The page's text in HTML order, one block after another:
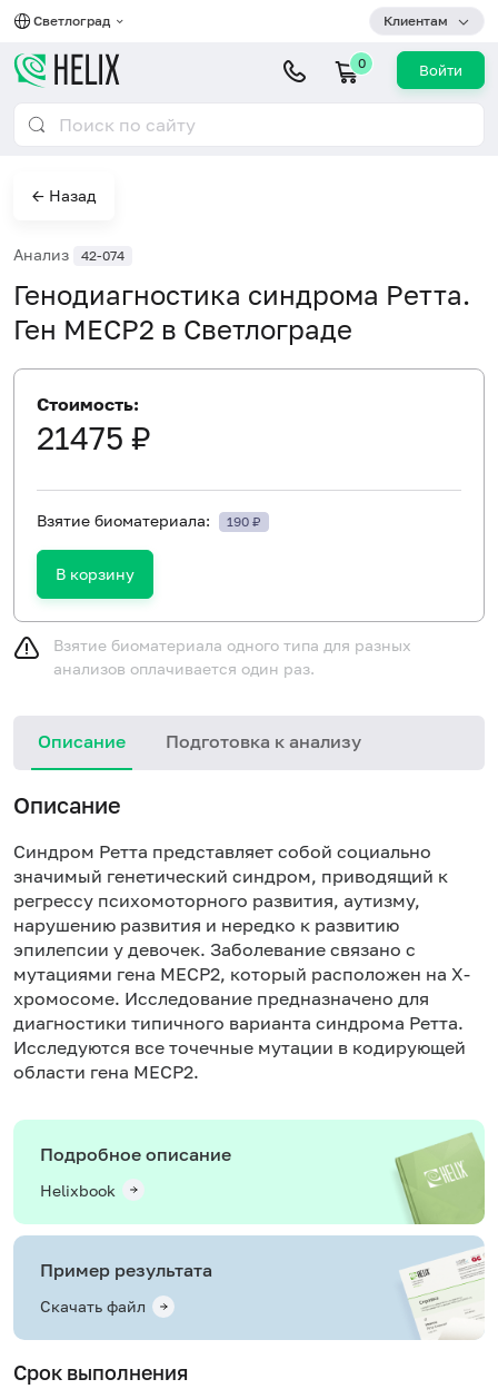
Светлоград Клиентам
0 Войти
← Назад
Анализ 42-074
Генодиагностика синдрома Ретта.
Ген MECP2 в Светлограде
Стоимость:
21475 ₽
Взятие биоматериала: 190 ₽
В корзину
Взятие биоматериала одного типа для разных
анализов оплачивается один раз.
Описание Подготовка к анализу
Описание
Синдром Ретта представляет собой социально
значимый генетический синдром, приводящий к
регрессу психомоторного развития, аутизму,
нарушению развития и нередко к развитию
эпилепсии у девочек. Заболевание связано с
мутациями гена МЕСР2, который расположен на Х-
хромосоме. Исследование предназначено для
диагностики типичного варианта синдрома Ретта.
Исследуются все точечные мутации в кодирующей
области гена MECP2.
Подробное описание
Helixbook
Пример результата
Скачать файл
Срок выполнения